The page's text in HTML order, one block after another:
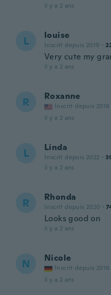
il y a 2 ans
L louise
Inscrit depuis 2019 ·
Very cute my
il y a 2 ans
R Roxanne
Inscrit depuis 2016
il y a 2 ans
L Linda
Inscrit depuis 2022 ·
il y a 2 ans
R Rhonda
Inscrit depuis 2020 ·
Looks good on
il y a 2 ans
N Nicole
Inscrit depuis 2016
il y a 2 ans